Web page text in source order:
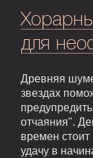
для
Древняя
звездах
отчаяния".
времен
удачу в